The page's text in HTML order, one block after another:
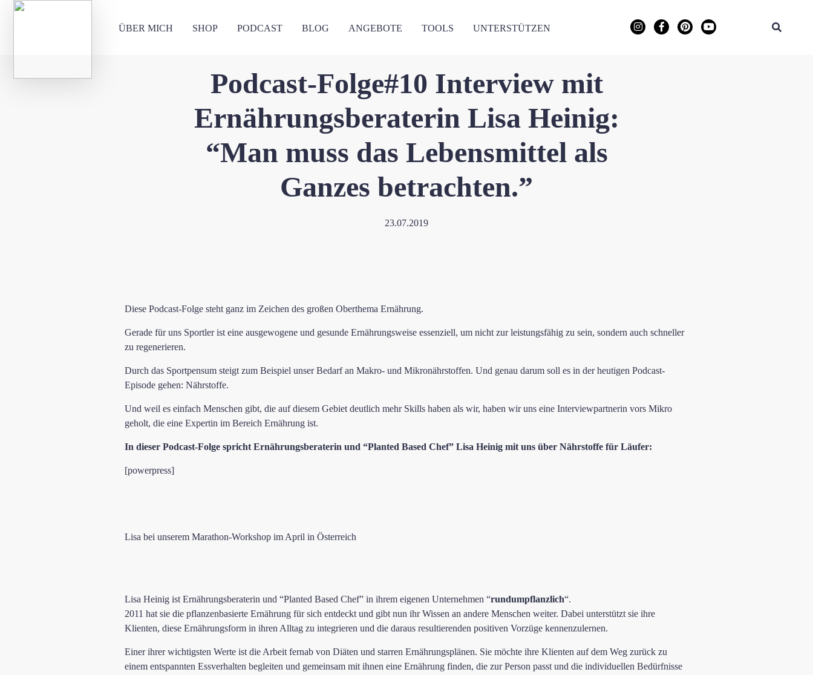
ÜBER MICH SHOP PODCAST BLOG ANGEBOTE TOOLS
UNTERSTÜTZEN
Podcast-Folge#10 Interview mit
Ernährungsberaterin Lisa Heinig:
“Man muss das Lebensmittel als
Ganzes betrachten.”
23.07.2019
Diese Podcast-Folge steht ganz im Zeichen des großen Oberthema Ernährung.
Gerade für uns Sportler ist eine ausgewogene und gesunde Ernährungsweise essenziell, um nicht zur leistungsfähig zu sein, sondern auch schneller
zu regenerieren.
Durch das Sportpensum steigt zum Beispiel unser Bedarf an Makro- und Mikronährstoffen. Und genau darum soll es in der heutigen Podcast-
Episode gehen: Nährstoffe.
Und weil es einfach Menschen gibt, die auf diesem Gebiet deutlich mehr Skills haben als wir, haben wir uns eine Interviewpartnerin vors Mikro
geholt, die eine Expertin im Bereich Ernährung ist.
In dieser Podcast-Folge spricht Ernährungsberaterin und “Planted Based Chef” Lisa Heinig mit uns über Nährstoffe für Läufer:
[powerpress]
Lisa bei unserem Marathon-Workshop im April in Österreich
Lisa Heinig ist Ernährungsberaterin und “Planted Based Chef” in ihrem eigenen Unternehmen “rundumpflanzlich“.
2011 hat sie die pflanzenbasierte Ernährung für sich entdeckt und gibt nun ihr Wissen an andere Menschen weiter. Dabei unterstützt sie ihre
Klienten, diese Ernährungsform in ihren Alltag zu integrieren und die daraus resultierenden positiven Vorzüge kennenzulernen.
Einer ihrer wichtigsten Werte ist die Arbeit fernab von Diäten und starren Ernährungsplänen. Sie möchte ihre Klienten auf dem Weg zurück zu
einem entspannten Essverhalten begleiten und gemeinsam mit ihnen eine Ernährung finden, die zur Person passt und die individuellen Bedürfnisse